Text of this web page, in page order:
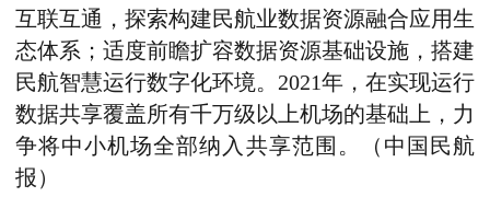
互联互通，探索构建民航业数据资源融合应用生
态体系；适度前瞻扩容数据资源基础设施，搭建
民航智慧运行数字化环境。2021年，在实现运行
数据共享覆盖所有千万级以上机场的基础上，力
争将中小机场全部纳入共享范围。（中国民航
报）